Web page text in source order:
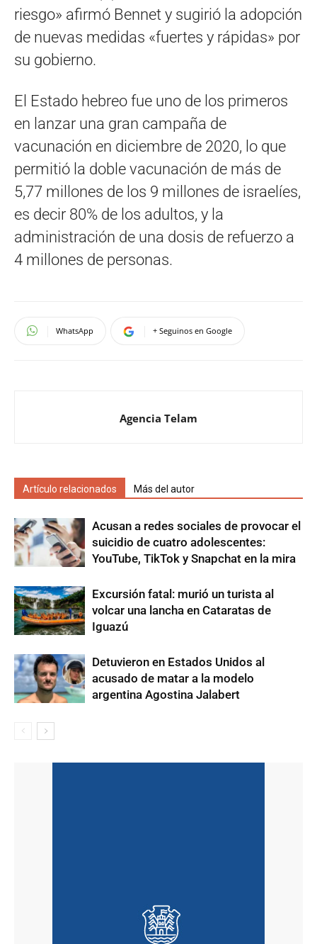
riesgo» afirmó Bennet y sugirió la adopción
de nuevas medidas «fuertes y rápidas» por
su gobierno.
El Estado hebreo fue uno de los primeros
en lanzar una gran campaña de
vacunación en diciembre de 2020, lo que
permitió la doble vacunación de más de
5,77 millones de los 9 millones de israelíes,
es decir 80% de los adultos, y la
administración de una dosis de refuerzo a
4 millones de personas.
WhatsApp + Seguinos en Google
Agencia Telam
Artículo relacionados Más del autor
Acusan a redes sociales de provocar el
suicidio de cuatro adolescentes:
YouTube, TikTok y Snapchat en la mira
Excursión fatal: murió un turista al
volcar una lancha en Cataratas de
Iguazú
Detuvieron en Estados Unidos al
acusado de matar a la modelo
argentina Agostina Jalabert